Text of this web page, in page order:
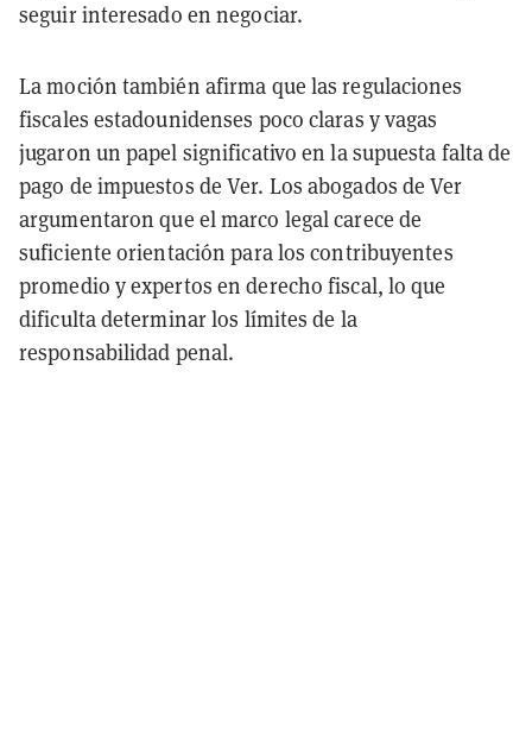
seguir interesado en negociar.
La moción también afirma que las regulaciones
fiscales estadounidenses poco claras y vagas
jugaron un papel significativo en la supuesta falta de
pago de impuestos de Ver. Los abogados de Ver
argumentaron que el marco legal carece de
suficiente orientación para los contribuyentes
promedio y expertos en derecho fiscal, lo que
dificulta determinar los límites de la
responsabilidad penal.